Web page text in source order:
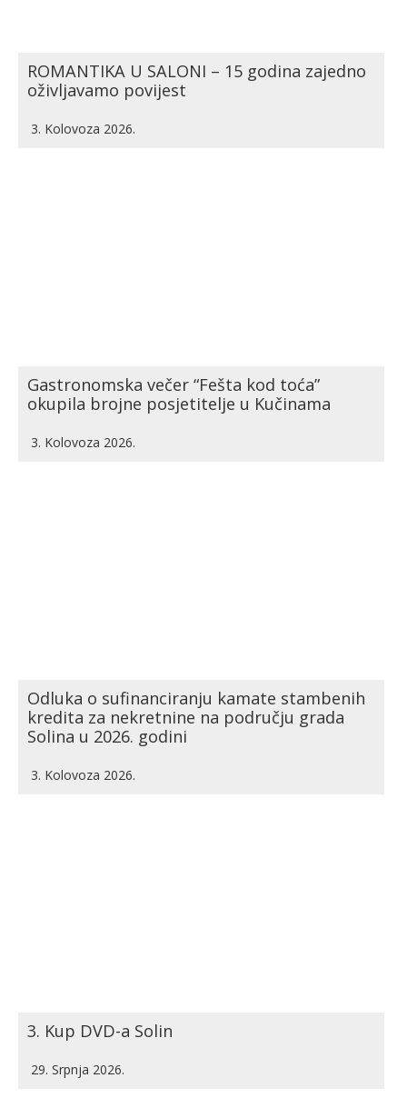
ROMANTIKA U SALONI – 15 godina zajedno
oživljavamo povijest
3. Kolovoza 2026.
Gastronomska večer “Fešta kod toća”
okupila brojne posjetitelje u Kučinama
3. Kolovoza 2026.
Odluka o sufinanciranju kamate stambenih
kredita za nekretnine na području grada
Solina u 2026. godini
3. Kolovoza 2026.
3. Kup DVD-a Solin
29. Srpnja 2026.